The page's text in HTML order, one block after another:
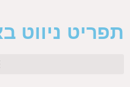
תפריט ניווט